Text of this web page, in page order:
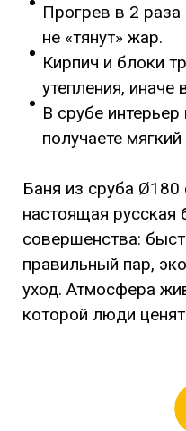
Прогрев в 2 раза
не «тянут» жар.
Кирпич и блоки
утепления, иначе
В срубе
получаете
Баня из сруба Ø180
настоящая русская
совершенства:
правильный пар,
уход. Атмосфера
которой люди